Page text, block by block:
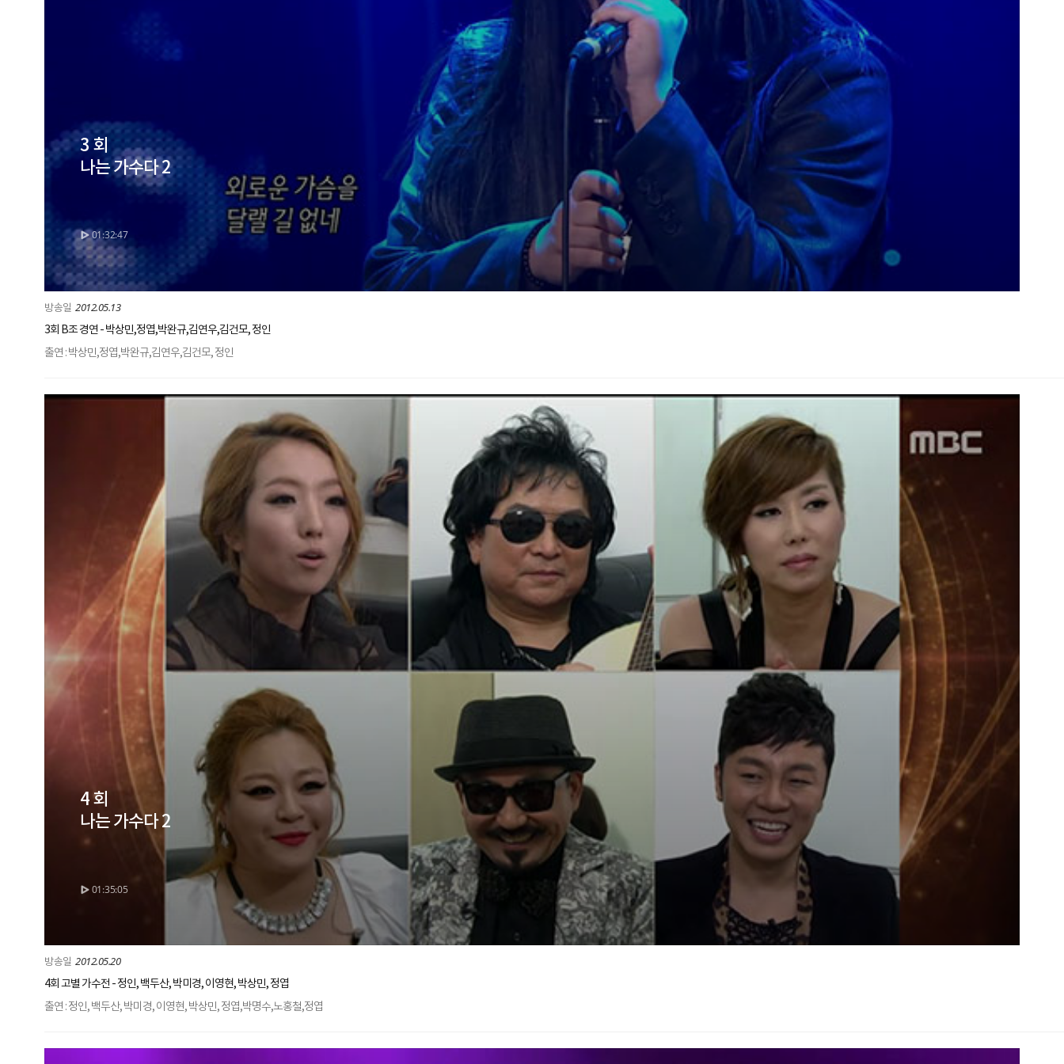
3 회
나는 가수다 2
01:32:47
2012.05.13
3회 B조 경연 - 박상민,정엽,박완규,김연우,김건모, 정인
출연 : 박상민,정엽,박완규,김연우,김건모, 정인
4 회
나는 가수다 2
01:35:05
2012.05.20
4회 고별 가수전 - 정인, 백두산, 박미경, 이영현, 박상민, 정엽
출연 : 정인, 백두산, 박미경, 이영현, 박상민, 정엽,박명수,노홍철,정엽